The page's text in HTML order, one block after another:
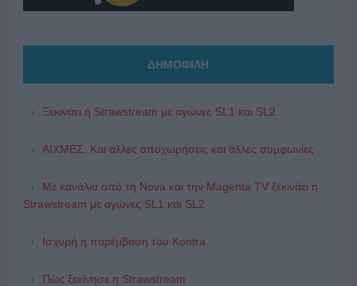
ΔΗΜΟΦΙΛΗ
Ξεκινάει η Strawstream με αγώνες SL1 και SL2
ΑΙΧΜΕΣ: Και άλλες αποχωρήσεις και άλλες συμφωνίες
Με κανάλια από τη Nova και την Magenta TV ξεκινάει η
Strawstream με αγώνες SL1 και SL2
Ισχυρή η παρέμβαση του Kontra
Πώς ξεκίνησε η Strawstream